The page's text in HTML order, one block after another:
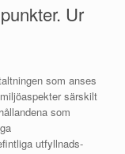
Ur
som anses
särskilt
som
utfyllnads-